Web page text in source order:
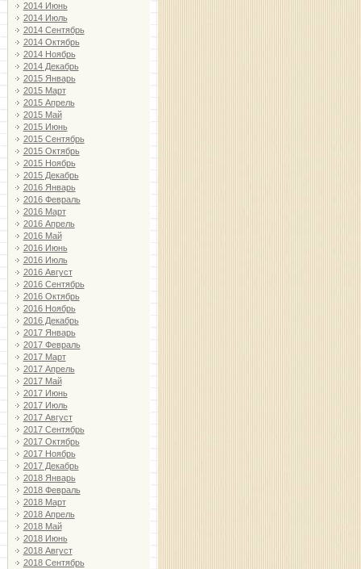
2014 Июнь
2014 Июль
2014 Сентябрь
2014 Октябрь
2014 Ноябрь
2014 Декабрь
2015 Январь
2015 Март
2015 Апрель
2015 Май
2015 Июнь
2015 Сентябрь
2015 Октябрь
2015 Ноябрь
2015 Декабрь
2016 Январь
2016 Февраль
2016 Март
2016 Апрель
2016 Май
2016 Июнь
2016 Июль
2016 Август
2016 Сентябрь
2016 Октябрь
2016 Ноябрь
2016 Декабрь
2017 Январь
2017 Февраль
2017 Март
2017 Апрель
2017 Май
2017 Июнь
2017 Июль
2017 Август
2017 Сентябрь
2017 Октябрь
2017 Ноябрь
2017 Декабрь
2018 Январь
2018 Февраль
2018 Март
2018 Апрель
2018 Май
2018 Июнь
2018 Август
2018 Сентябрь